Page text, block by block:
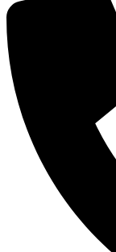
Социальные
видеоролики
камера